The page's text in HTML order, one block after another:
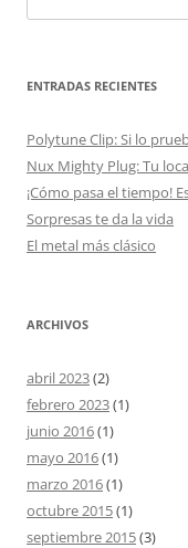
ENTRADAS RECIENTES
Polytune Clip: Si lo
Nux Mighty Plug: Tu
¡Cómo pasa el tiempo!
Sorpresas te da la vida
El metal más clásico
ARCHIVOS
abril 2023(2)
febrero 2023(1)
junio 2016(1)
mayo 2016(1)
marzo 2016(1)
octubre 2015(1)
septiembre 2015(3)